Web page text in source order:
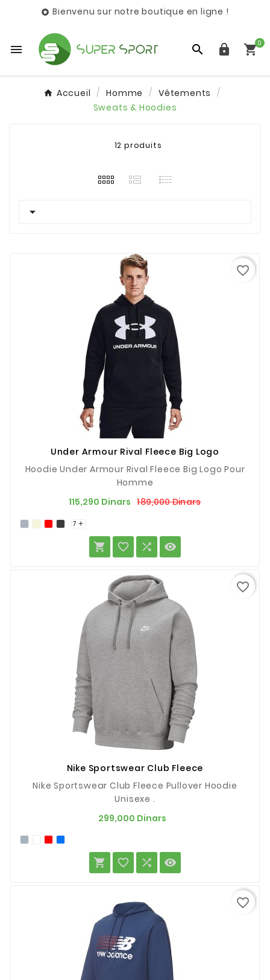
 Bienvenu sur notre boutique en ligne !
   0
Accueil Homme
Vêtements
Sweats & Hoodies
12 produits

Under Armour Rival Fleece Big Logo
Hoodie Under Armour Rival Fleece Big Logo Pour
Homme
115,290 Dinars 189,000 DinarsPrix
Prix
7 
   
favorite_border
Nike Sportswear Club Fleece
Nike Sportswear Club Fleece Pullover Hoodie
Unisexe .
299,000 Dinars
   
favorite_border
favorite_border